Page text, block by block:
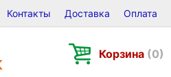
на Виниле, CD и DVD
Контакты Доставка Оплата
Корзина (0)